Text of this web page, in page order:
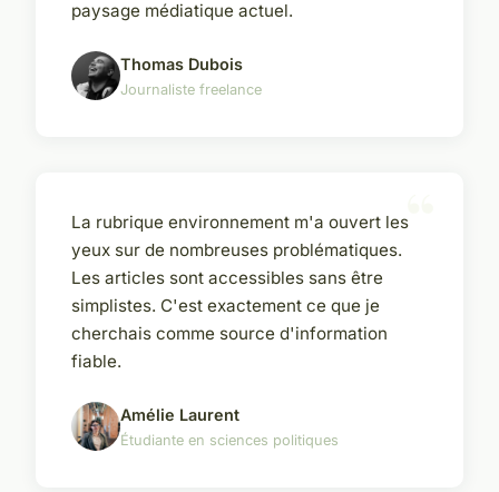
paysage médiatique actuel.
Thomas Dubois
Journaliste freelance
La rubrique environnement m'a ouvert les
yeux sur de nombreuses problématiques.
Les articles sont accessibles sans être
simplistes. C'est exactement ce que je
cherchais comme source d'information
fiable.
Amélie Laurent
Étudiante en sciences politiques